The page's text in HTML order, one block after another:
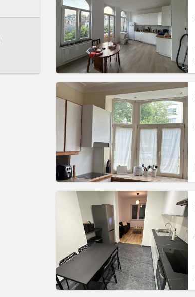
实用信息
租金:500 €
水电费:100 €
租期:12个月, 11个月, 10个月, 5-6个月
住房登记: 可登记
实用信息
租金:500 €
水电费: 70 €
租期: 月租
住房登记: 有登记条件
实用信息
租金:
水电费:120 €
12个月
住房登记:可登记